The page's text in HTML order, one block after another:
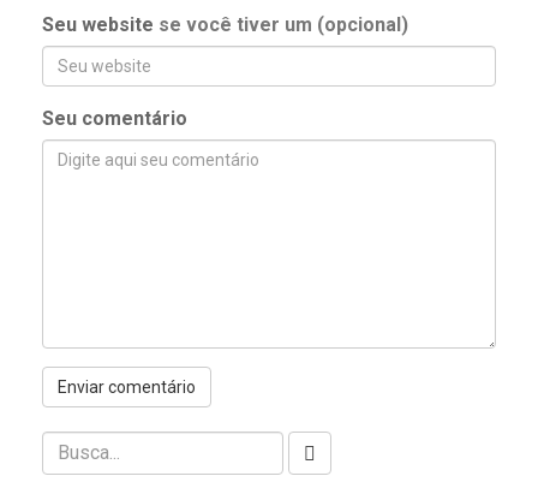
Seu website se você tiver um (opcional)
Seu comentário